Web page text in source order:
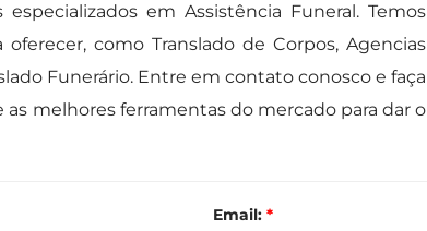
em Assistência Funeral. Temos
como Translado de Corpos, Agencias
Funerário. Entre em contato conosco e faça
melhores ferramentas do mercado para dar o
Email: *